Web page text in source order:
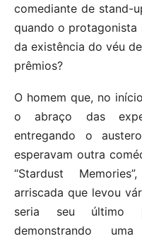
comediante de stand-
quando o protagonista
da existência do véu
prêmios?
O homem que, no
o abraço das
entregando o
esperavam outra
“Stardust
arriscada que levou
seria seu último
demonstrando